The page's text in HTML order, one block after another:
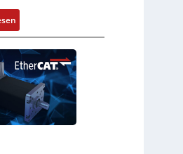
d
Z
u
s
t
a
s
r
t
P
o
s
i
:
N
e
u
e
u